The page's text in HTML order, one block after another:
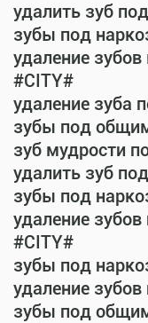
удалить зуб
зубы под
удаление
#CITY#
удаление зуба
зубы под
зуб мудрости
удалить зуб
зубы под
удаление
#CITY#
зубы под
удаление
зубы под